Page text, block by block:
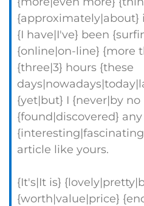
{approximately|about}
{I have|I've} been
{online|on-line} {more
{three|3} hours {these
{yet|but} I {never|by no
{found|discovered} any
article like yours.
{It's|It is}
{worth|value|price}